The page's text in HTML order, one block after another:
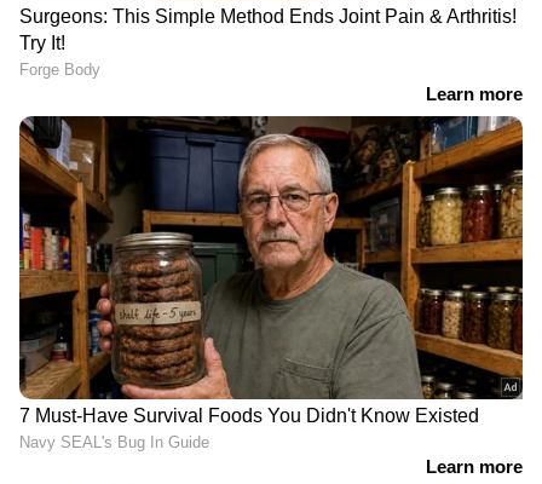
മധ്യനിര: ബ്രൂണോ ഗിമാരസ്, കാസിമിറോ,
ഡാനിലോ സാന്റോസ്, ഫാബിഞ്ഞോ, ലൂക്കാസ്
പക്വേറ്റ.
ആക്രമണനിര:നെയ്മർ ജൂനിയർ, വിനീഷ്യസ്
ജൂനിയർ, എൻഡ്രിക്, ഗബ്രിയേൽ മാർട്ടിനെല്ലി,
ഇഗോർ തിയാഗോ, മാത്യൂസ് കുൻഹ, റഫീഞ്ഞ,
ലൂയിസ് ഹെൻറിക്.